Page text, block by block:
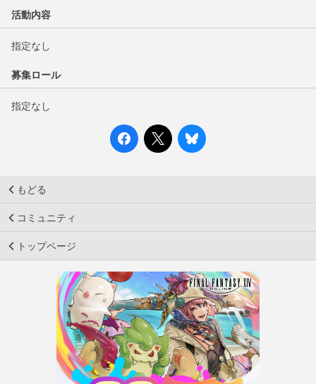
活動内容
指定なし
募集ロール
指定なし
もどる
コミュニティ
トップページ